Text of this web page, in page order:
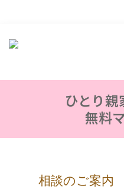
ひとり
無料
相談のご案内